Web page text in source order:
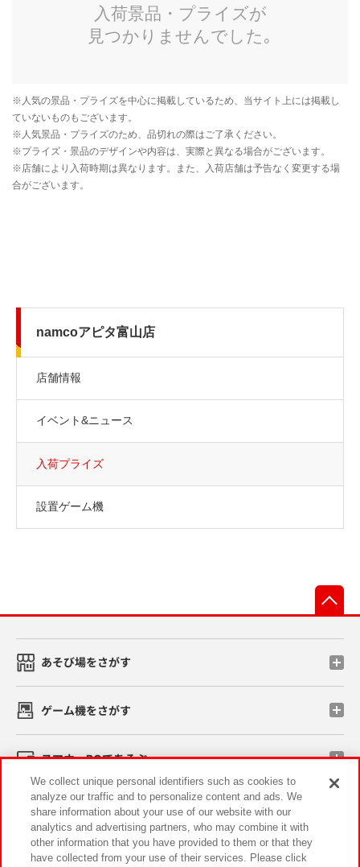
namcoアピタ富山店
店舗情報
イベント&ニュース
入荷プライズ
設置ゲーム機
あそび場をさがす
ゲーム機をさがす
スマホ・PCであそぶ
イベント・キャンペーン
We collect unique personal identifiers such as cookies to
analyze our traffic and to personalize content and ads. We
share information about your use of our website with our
analytics and advertising partners, who may combine it with
other information that you have provided to them or that they
have collected from your use of their services. Please click